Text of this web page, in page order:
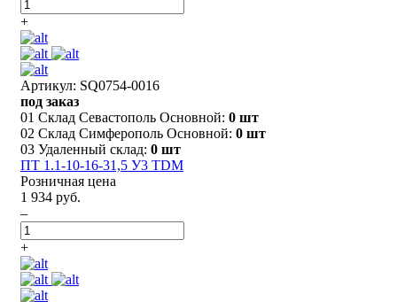
+
Артикул: SQ0754-0016
под заказ
01 Склад Севастополь Основной: 0 шт
02 Склад Симферополь Основной: 0 шт
03 Удаленный склад: 0 шт
ПТ 1.1-10-16-31,5 У3 TDM
Розничная цена
1 934 руб.
–
+